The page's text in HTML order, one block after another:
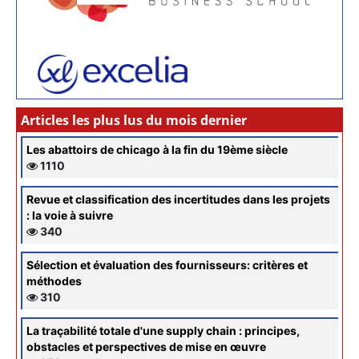
Articles les plus lus du mois dernier
Les abattoirs de chicago à la fin du 19ème siècle
1110
Revue et classification des incertitudes dans les projets
: la voie à suivre
340
Sélection et évaluation des fournisseurs: critères et
méthodes
310
La traçabilité totale d'une supply chain : principes,
obstacles et perspectives de mise en œuvre